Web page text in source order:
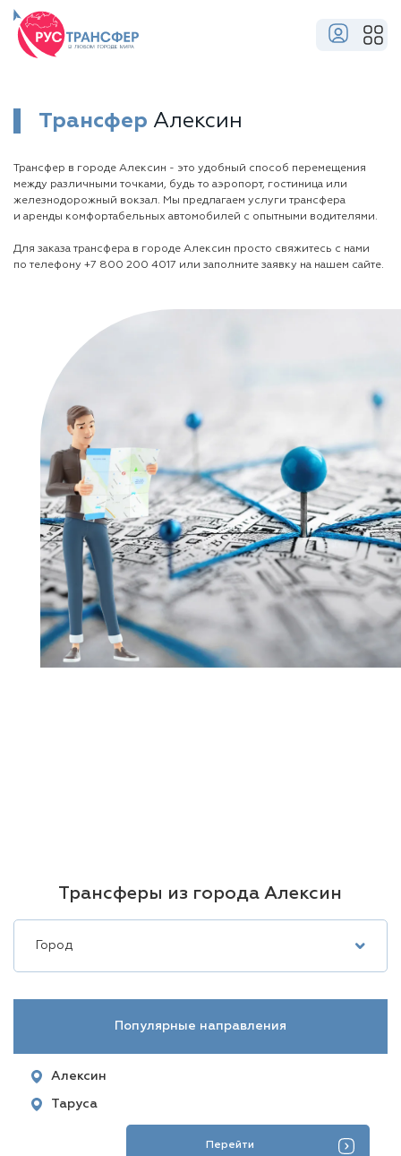
Трансфер Алексин
Трансфер в городе Алексин - это удобный способ перемещения
между различными точками, будь то аэропорт, гостиница или
железнодорожный вокзал. Мы предлагаем услуги трансфера
и аренды комфортабельных автомобилей с опытными водителями.
Для заказа трансфера в городе Алексин просто свяжитесь с нами
по телефону +7 800 200 4017 или заполните заявку на нашем сайте.
Трансферы из города Алексин
Город
Популярные направления
Алексин
Таруса
Перейти